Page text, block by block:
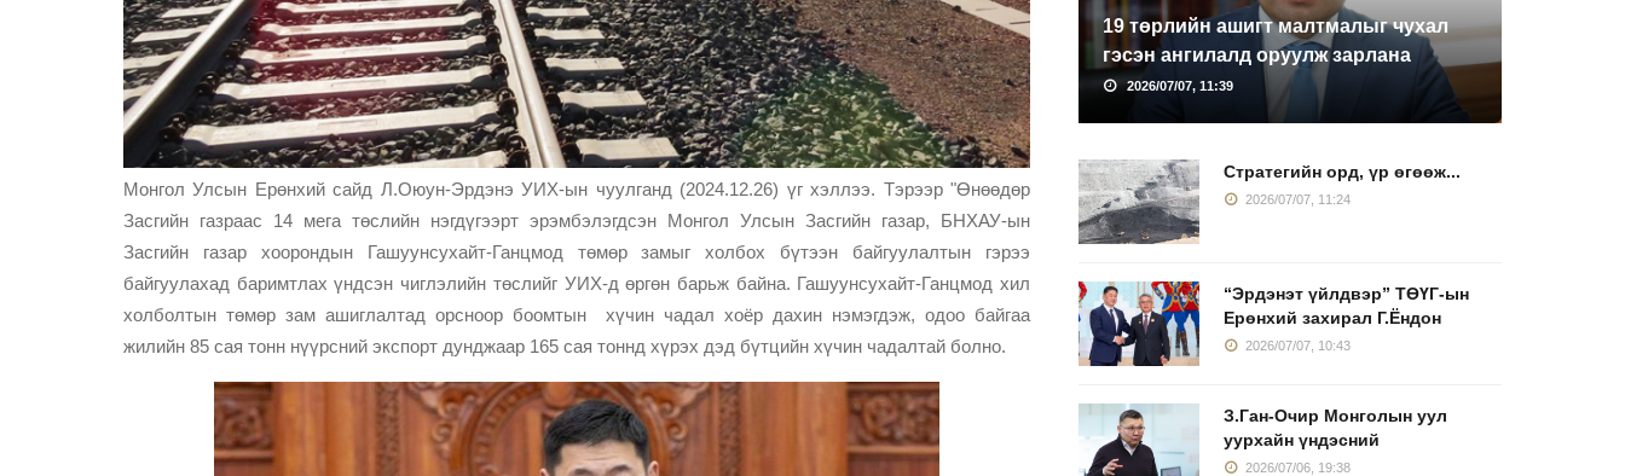
Монгол Улсын Ерөнхий сайд Л.Оюун-Эрдэнэ УИХ-ын чуулганд (2024.12.26) үг хэллээ. Тэрээр "Өнөөдөр
Засгийн газраас 14 мега төслийн нэгдүгээрт эрэмбэлэгдсэн Монгол Улсын Засгийн газар, БНХАУ-ын
Засгийн газар хоорондын Гашуунсухайт-Ганцмод төмөр замыг холбох бүтээн байгуулалтын гэрээ
байгуулахад баримтлах үндсэн чиглэлийн төслийг УИХ-д өргөн барьж байна. Гашуунсухайт-Ганцмод хил
холболтын төмөр зам ашиглалтад орсноор боомтын хүчин чадал хоёр дахин нэмэгдэж, одоо байгаа
жилийн 85 сая тонн нүүрсний экспорт дунджаар 165 сая тоннд хүрэх дэд бүтцийн хүчин чадалтай болно.
19 төрлийн ашигт малтмалыг чухал
гэсэн ангилалд оруулж зарлана
2026/07/07, 11:39
Стратегийн орд, үр өгөөж...
2026/07/07, 11:24
“Эрдэнэт үйлдвэр” ТӨҮГ-ын
Ерөнхий захирал Г.Ёндон
2026/07/07, 10:43
З.Ган-Очир Монголын уул
уурхайн үндэсний
2026/07/06, 19:38